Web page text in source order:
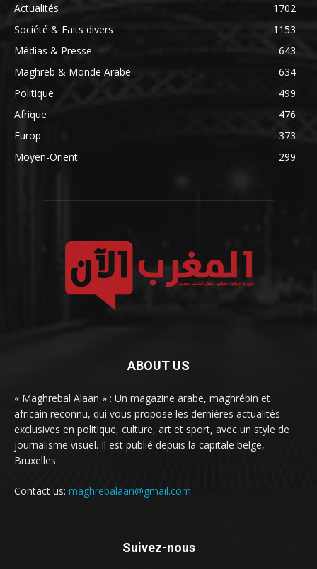
Actualités
1702
Société & Faits divers
1153
Médias & Presse
643
Maghreb & Monde Arabe
634
Politique
499
Afrique
476
Europ
373
Moyen-Orient
299
ABOUT US
« Maghrebal Alaan » : Un magazine arabe, maghrébin et
africain reconnu, qui vous propose les dernières actualités
exclusives en politique, culture, art et sport, avec un style de
journalisme visuel. Il est publié depuis la capitale belge,
Bruxelles.
Contact us: maghrebalaan@gmail.com
Suivez-nous